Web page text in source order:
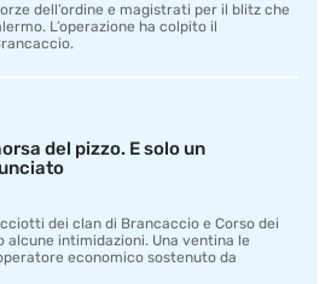
dell’ordine e magistrati per il blitz che
L’operazione ha colpito il
del pizzo. E solo un
dei clan di Brancaccio e Corso dei
alcune intimidazioni. Una ventina le
economico sostenuto da